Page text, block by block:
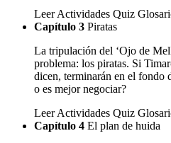
Leer Actividades Quiz
Capítulo 3 Piratas
La tripulación del ‘Ojo de
problema: los piratas. Si
dicen, terminarán en el fondo
o es mejor negociar?
Leer Actividades Quiz
Capítulo 4 El plan de huida